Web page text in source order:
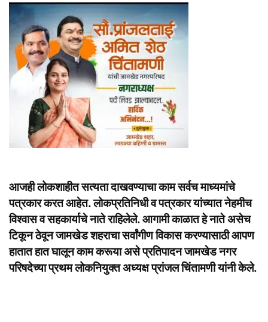
आजही लोकशाहीत सत्यता दाखवण्याचा काम सर्वच माध्यमांचे
पत्रकार करत आहेत. लोकप्रतिनिधी व पत्रकार यांच्यात नेहमीच
विश्वास व सहकार्याचे नाते राहिलेले. आगामी काळात हे नाते असेच
टिकून ठेवून जामखेड शहराचा सर्वांगीण विकास करण्यासाठी आपण
हातात हात घालून काम करूया असे प्रतिपादन जामखेड नगर
परिषदेच्या प्रथम लोकनियुक्त अध्यक्ष प्रांजल चिंतामणी यांनी केले.